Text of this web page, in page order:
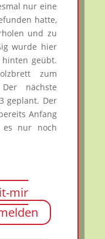
nur eine
hatte,
und zu
wurde hier
geübt.
zum
nächste
geplant. Der
Anfang
es nur noch
mir